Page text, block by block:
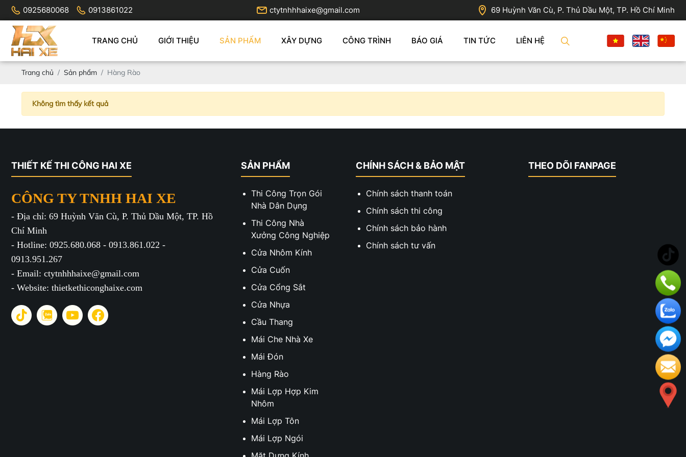
0925680068 0913861022 ctytnhhhaixe@gmail.com 69 Huỳnh Văn Cù, P. Thủ Dầu Một, TP. Hồ Chí Minh
TRANG CHỦ GIỚI THIỆU SẢN PHẨM XÂY DỰNG CÔNG TRÌNH BÁO GIÁ TIN TỨC LIÊN HỆ
Trang chủ Sản phẩm Hàng Rào
Không tìm thấy kết quả
THIẾT KẾ THI CÔNG HAI XE
CÔNG TY TNHH HAI XE
- Địa chỉ: 69 Huỳnh Văn Cù, P. Thủ Dầu Một, TP. Hồ
Chí Minh
- Hotline: 0925.680.068 - 0913.861.022 -
0913.951.267
- Email: ctytnhhhaixe@gmail.com
- Website: thietkethiconghaixe.com
SẢN PHẨM
Thi Công Trọn Gói
Nhà Dân Dụng
Thi Công Nhà
Xưởng Công Nghiệp
Cửa Nhôm Kính
Cửa Cuốn
Cửa Cổng Sắt
Cửa Nhựa
Cầu Thang
Mái Che Nhà Xe
Mái Đón
Hàng Rào
Mái Lợp Hợp Kim
Nhôm
Mái Lợp Tôn
Mái Lợp Ngói
CHÍNH SÁCH & BẢO MẬT
Chính sách thanh toán
Chính sách thi công
Chính sách bảo hành
Chính sách tư vấn
THEO DÕI FANPAGE